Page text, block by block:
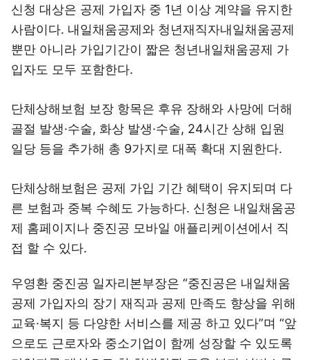
신청 대상은 공제 가입자 중 1년 이상 계약을 유지한
사람이다. 내일채움공제와 청년재직자내일채움공제
뿐만 아니라 가입기간이 짧은 청년내일채움공제 가
입자도 모두 포함한다.
단체상해보험 보장 항목은 후유 장해와 사망에 더해
골절 발생·수술, 화상 발생·수술, 24시간 상해 입원
일당 등을 추가해 총 9가지로 대폭 확대 지원한다.
단체상해보험은 공제 가입 기간 혜택이 유지되며 다
른 보험과 중복 수혜도 가능하다. 신청은 내일채움공
제 홈페이지나 중진공 모바일 애플리케이션에서 직
접 할 수 있다.
우영환 중진공 일자리본부장은 “중진공은 내일채움
공제 가입자의 장기 재직과 공제 만족도 향상을 위해
교육·복지 등 다양한 서비스를 제공 하고 있다”며 “앞
으로도 근로자와 중소기업이 함께 성장할 수 있도록